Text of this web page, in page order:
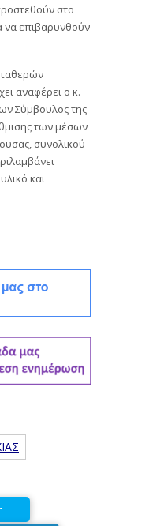
στο
να επιβαρυνθούν
αναφέρει ο κ.
Σύμβουλος της
των μέσων
συνολικού
και